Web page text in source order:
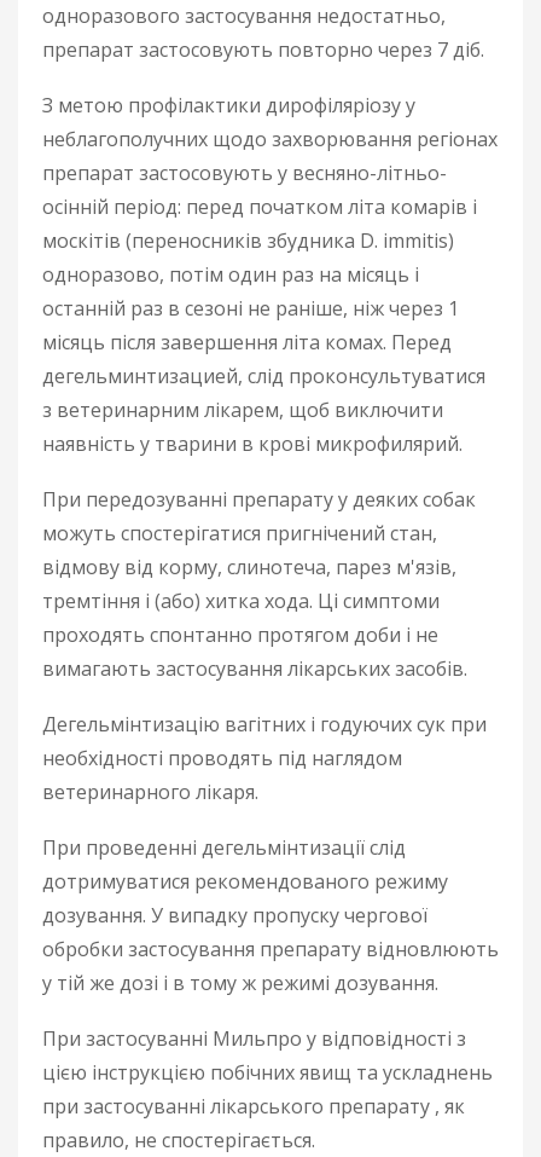
одноразового застосування недостатньо,
препарат застосовують повторно через 7 діб.
З метою профілактики дирофіляріозу у
неблагополучних щодо захворювання регіонах
препарат застосовують у весняно-літньо-
осінній період: перед початком літа комарів і
москітів (переносників збудника D. immitis)
одноразово, потім один раз на місяць і
останній раз в сезоні не раніше, ніж через 1
місяць після завершення літа комах. Перед
дегельминтизацией, слід проконсультуватися
з ветеринарним лікарем, щоб виключити
наявність у тварини в крові микрофилярий.
При передозуванні препарату у деяких собак
можуть спостерігатися пригнічений стан,
відмову від корму, слинотеча, парез м'язів,
тремтіння і (або) хитка хода. Ці симптоми
проходять спонтанно протягом доби і не
вимагають застосування лікарських засобів.
Дегельмінтизацію вагітних і годуючих сук при
необхідності проводять під наглядом
ветеринарного лікаря.
При проведенні дегельмінтизації слід
дотримуватися рекомендованого режиму
дозування. У випадку пропуску чергової
обробки застосування препарату відновлюють
у тій же дозі і в тому ж режимі дозування.
При застосуванні Мильпро у відповідності з
цією інструкцією побічних явищ та ускладнень
при застосуванні лікарського препарату , як
правило, не спостерігається.